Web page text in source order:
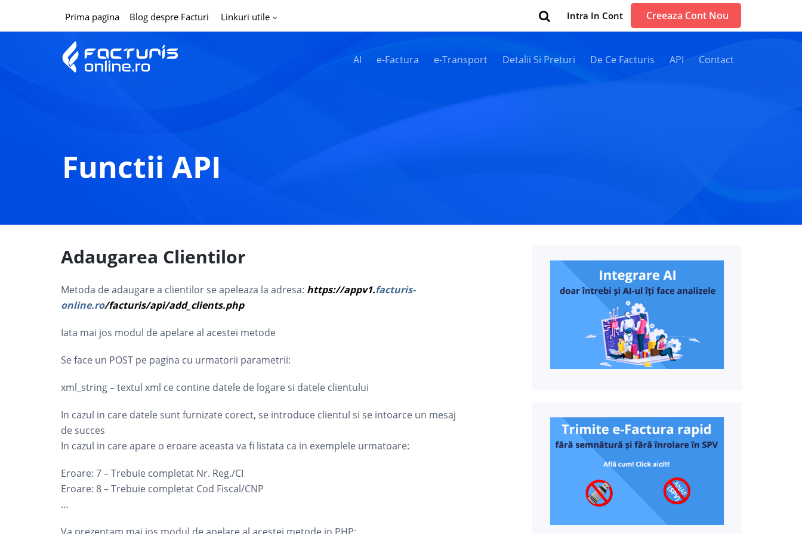
Prima pagina Blog despre Facturi Linkuri utile Intra In Cont Creeaza Cont Nou
AI e-Factura e-Transport Detalii Si Preturi De Ce Facturis API Contact
Functii API
Adaugarea Clientilor
Metoda de adaugare a clientilor se apeleaza la adresa: https://appv1.facturis-
online.ro/facturis/api/add_clients.php
Iata mai jos modul de apelare al acestei metode
Se face un POST pe pagina cu urmatorii parametrii:
xml_string – textul xml ce contine datele de logare si datele clientului
In cazul in care datele sunt furnizate corect, se introduce clientul si se intoarce un mesaj
de succes
In cazul in care apare o eroare aceasta va fi listata ca in exemplele urmatoare:
Eroare: 7 – Trebuie completat Nr. Reg./CI
Eroare: 8 – Trebuie completat Cod Fiscal/CNP
…